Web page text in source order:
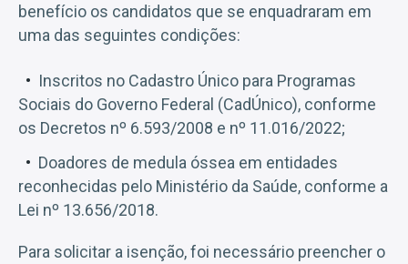
benefício os candidatos que se enquadraram em
uma das seguintes condições:
Inscritos no Cadastro Único para Programas
Sociais do Governo Federal (CadÚnico), conforme
os Decretos nº 6.593/2008 e nº 11.016/2022;
Doadores de medula óssea em entidades
reconhecidas pelo Ministério da Saúde, conforme a
Lei nº 13.656/2018.
Para solicitar a isenção, foi necessário preencher o